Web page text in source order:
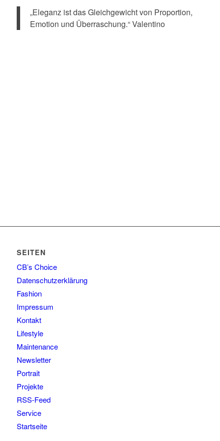
„Eleganz ist das Gleichgewicht von Proportion,
Emotion und Überraschung.“ Valentino
SEITEN
CB’s Choice
Datenschutzerklärung
Fashion
Impressum
Kontakt
Lifestyle
Maintenance
Newsletter
Portrait
Projekte
RSS-Feed
Service
Startseite